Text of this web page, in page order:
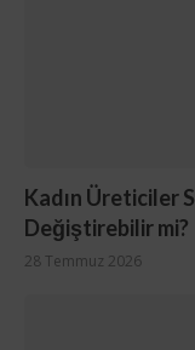
Kadın Üreticiler
Değiştirebilir mi?
28 Temmuz 2026